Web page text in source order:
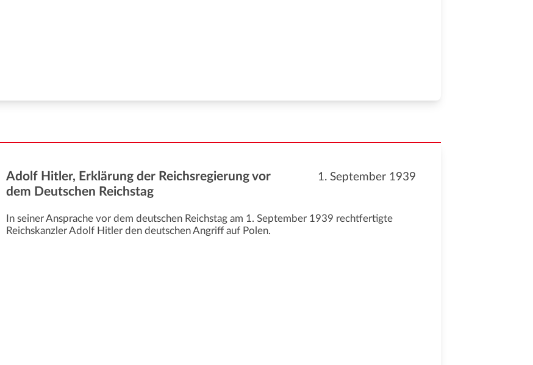
1. September 1939
Adolf Hitler, Erklärung der Reichsregierung vor
dem Deutschen Reichstag
In seiner Ansprache vor dem deutschen Reichstag am 1. September 1939 rechtfertigte
Reichskanzler Adolf Hitler den deutschen Angriff auf Polen.